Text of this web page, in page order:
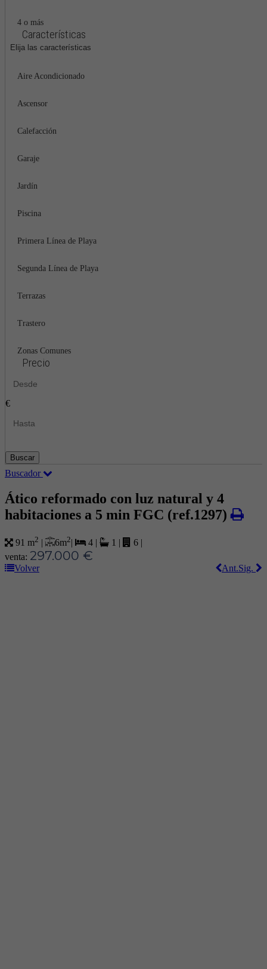
4 o más
Características
Elija las características
Aire Acondicionado
Ascensor
Calefacción
Garaje
Jardín
Piscina
Primera Línea de Playa
Segunda Línea de Playa
Terrazas
Trastero
Zonas Comunes
Precio
€
Buscar
Buscador
Ático reformado con luz natural y 4
habitaciones a 5 min FGC (ref.1297)
91 m2 | 6 m2| 4 | 1 | 6 |
venta: 297.000 €
Volver Sig.
Ant.